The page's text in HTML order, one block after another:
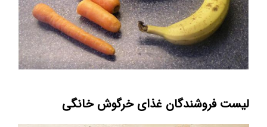
لیست فروشندگان غذای خرگوش خانگی